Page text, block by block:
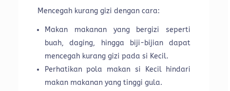
Mencegah kurang gizi dengan cara:
Makan makanan yang bergizi seperti
buah, daging, hingga biji-bijian dapat
mencegah kurang gizi pada si Kecil.
Perhatikan pola makan si Kecil hindari
makan makanan yang tinggi gula.